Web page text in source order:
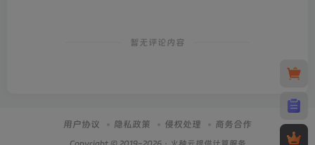
暂无评论内容
用户协议 隐私政策 侵权处理 商务合作